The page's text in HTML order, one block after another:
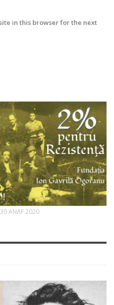
in this browser for the next
ANAF 2020